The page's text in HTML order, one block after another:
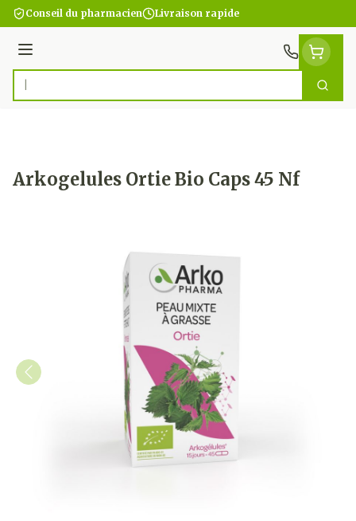
Aller au contenu
Conseil du pharmacien Livraison rapide
Menu
Rechercher
Arkogelules Ortie Bio Caps 45 Nf